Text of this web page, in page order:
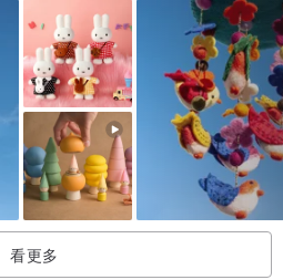
看更多